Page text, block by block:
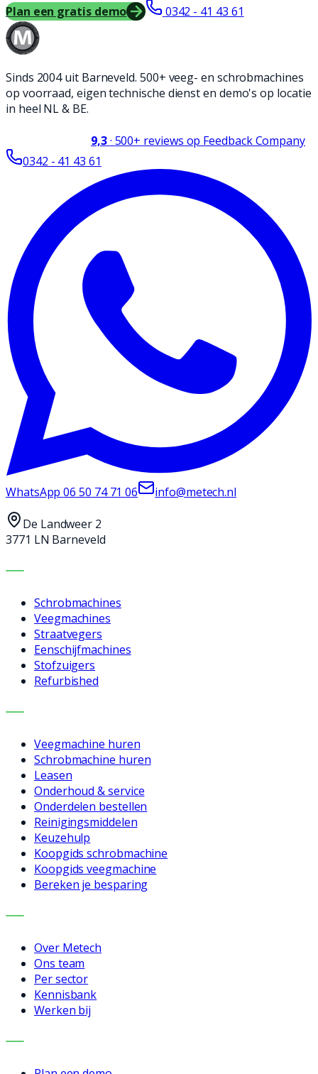
Plan een gratis demo 0342 - 41 43 61
Sinds 2004 uit Barneveld. 500+ veeg- en schrobmachines
op voorraad, eigen technische dienst en demo's op locatie
in heel NL & BE.
9,3· 500+ reviews op Feedback Company
0342 - 41 43 61
WhatsApp06 50 74 71 06 info@metech.nl
De Landweer 2
3771 LN Barneveld
MACHINES
Schrobmachines
Veegmachines
Straatvegers
Eenschijfmachines
Stofzuigers
Refurbished
DIENSTEN
Veegmachine huren
Schrobmachine huren
Leasen
Onderhoud & service
Onderdelen bestellen
Reinigingsmiddelen
Keuzehulp
Koopgids schrobmachine
Koopgids veegmachine
Bereken je besparing
BEDRIJF
Over Metech
Ons team
Per sector
Kennisbank
Werken bij
CONTACT